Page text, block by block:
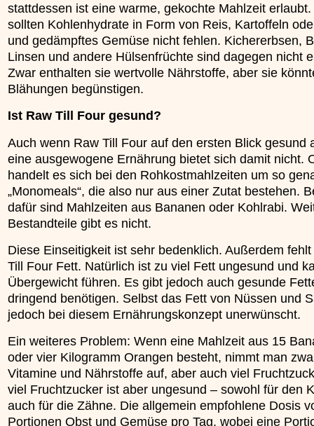
stattdessen ist eine warme, gekochte Mahlzeit
sollten Kohlenhydrate in Form von Reis, Kartoffeln
und gedämpftes Gemüse nicht fehlen. Kichererbsen,
Linsen und andere Hülsenfrüchte sind dagegen nicht
Zwar enthalten sie wertvolle Nährstoffe, aber sie
Blähungen begünstigen.
Ist Raw Till Four gesund?
Auch wenn Raw Till Four auf den ersten Blick gesund
eine ausgewogene Ernährung bietet sich damit nicht.
handelt es sich bei den Rohkostmahlzeiten um so
„Monomeals“, die also nur aus einer Zutat bestehen.
dafür sind Mahlzeiten aus Bananen oder Kohlrabi.
Bestandteile gibt es nicht.
Diese Einseitigkeit ist sehr bedenklich. Außerdem
Till Four Fett. Natürlich ist zu viel Fett ungesund und
Übergewicht führen. Es gibt jedoch auch gesunde
dringend benötigen. Selbst das Fett von Nüssen und
jedoch bei diesem Ernährungskonzept unerwünscht.
Ein weiteres Problem: Wenn eine Mahlzeit aus 15
oder vier Kilogramm Orangen besteht, nimmt man
Vitamine und Nährstoffe auf, aber auch viel
viel Fruchtzucker ist aber ungesund – sowohl für den
auch für die Zähne. Die allgemein empfohlene Dosis
Portionen Obst und Gemüse pro Tag, wobei eine